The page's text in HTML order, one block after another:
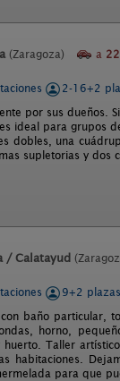
(Zaragoza) a
2-16+2
por sus dueños.
ideal para grupos
dobles, una
supletorias y
/ Calatayud
9+2 plazas
baño particular,
horno,
huerto. Taller
habitaciones.
para que